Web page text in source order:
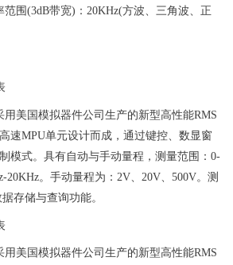
范围(3dB带宽)：20KHz(方波、三角波、正
美国模拟器件公司生产的新型高性能RMS
速MPU单元设计而成，通过键控、数显窗
模式。具有自动与手动量程，测量范围：0-
20KHz。手动量程为：2V、20V、500V。测
存储与查询功能。
美国模拟器件公司生产的新型高性能RMS